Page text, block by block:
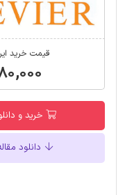
قیمت خرید
خرید و
دانلود